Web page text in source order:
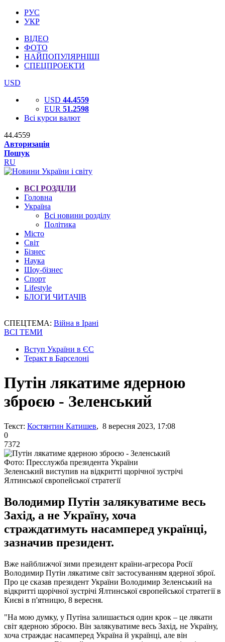
РУС
УКР
ВІДЕО
ФОТО
НАЙПОПУЛЯРНІШІ
СПЕЦПРОЕКТИ
USD
USD 44.4559
EUR 51.2598
Всі курси валют
44.4559
Авторизація
Пошук
RU
ВСІ РОЗДІЛИ
Головна
Україна
Всі новини розділу
Політика
Місто
Світ
Бізнес
Наука
Шоу-бізнес
Спорт
Lifestyle
БЛОГИ ЧИТАЧІВ
СПЕЦТЕМА: Війна в Ірані
ВСІ ТЕМИ
Вступ України в ЄС
Теракт в Барселоні
Путін лякатиме ядерною
зброєю - Зеленський
Текст: Костянтин Катишев, 8 вересня 2023, 17:08
0
7372
Фото: Пресслужба президента України
Зеленський виступив на відкритті щорічної зустрічі
Ялтинської європейської стратегії
Володимир Путін залякуватиме весь
Захід, а не Україну, хоча
страждатимуть насамперед українці,
зазначив президент.
Вже найближчої зими президент країни-агресора Росії
Володимир Путін лякатиме світ застосуванням ядерної зброї.
Про це сказав президент України Володимир Зеленський на
відкритті щорічної зустрічі Ялтинської європейської стратегії в
Києві в п'ятницю, 8 вересня.
"На мою думку, у Путіна залишається один крок – це лякати
світ ядерною зброєю. Він залякуватиме весь Захід, не Україну,
хоча страждає насамперед Україна й українці, але він